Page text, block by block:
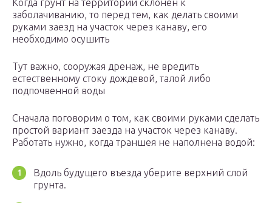
Когда грунт на территории склонен к
заболачиванию, то перед тем, как делать своими
руками заезд на участок через канаву, его
необходимо осушить
Тут важно, сооружая дренаж, не вредить
естественному стоку дождевой, талой либо
подпочвенной воды
Сначала поговорим о том, как своими руками сделать
простой вариант заезда на участок через канаву.
Работать нужно, когда траншея не наполнена водой:
Вдоль будущего въезда уберите верхний слой
грунта.